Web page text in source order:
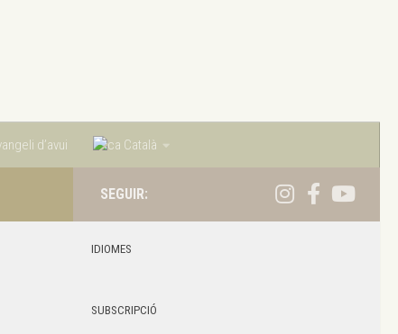
d’avui Català
SEGUIR:
IDIOMES
SUBSCRIPCIÓ